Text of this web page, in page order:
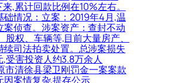
,累计回款比例在10%左右。
础情况：立案：2019年4月,温
案侦查。涉案资产：查封不动
股权、车辆等,目前大量房产、
续司法拍卖处置。总涉案损失
受害投资人约3.8万余人
市清徐县梁卫刚罚金一案案款
因案情复杂,提存公示